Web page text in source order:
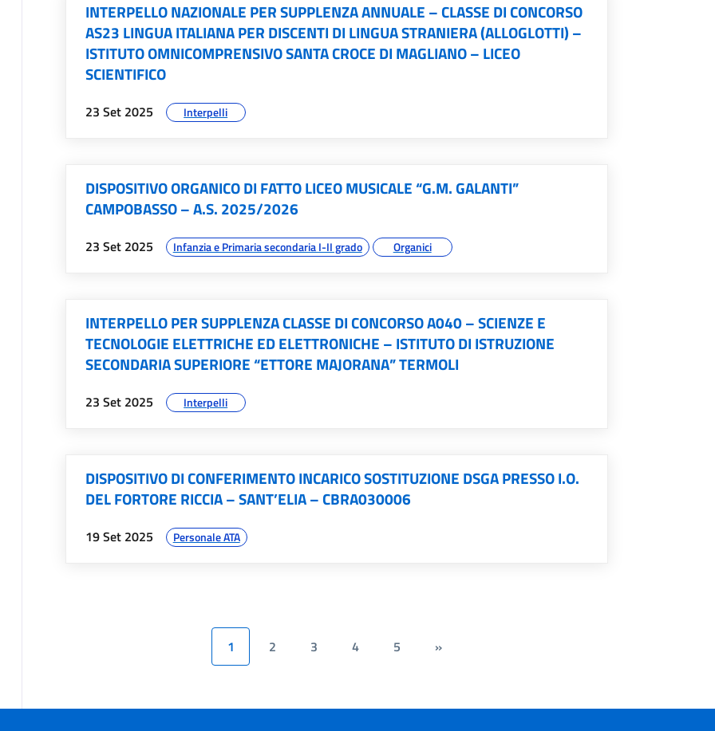
INTERPELLO NAZIONALE PER SUPPLENZA ANNUALE – CLASSE DI CONCORSO
AS23 LINGUA ITALIANA PER DISCENTI DI LINGUA STRANIERA (ALLOGLOTTI) –
ISTITUTO OMNICOMPRENSIVO SANTA CROCE DI MAGLIANO – LICEO
SCIENTIFICO
data:
23 Set 2025 argomenti:
Interpelli
DISPOSITIVO ORGANICO DI FATTO LICEO MUSICALE “G.M. GALANTI”
CAMPOBASSO – A.S. 2025/2026
data:
23 Set 2025 argomenti:
Infanzia e Primaria secondaria I-II grado Organici
INTERPELLO PER SUPPLENZA CLASSE DI CONCORSO A040 – SCIENZE E
TECNOLOGIE ELETTRICHE ED ELETTRONICHE – ISTITUTO DI ISTRUZIONE
SECONDARIA SUPERIORE “ETTORE MAJORANA” TERMOLI
data:
23 Set 2025 argomenti:
Interpelli
DISPOSITIVO DI CONFERIMENTO INCARICO SOSTITUZIONE DSGA PRESSO I.O.
DEL FORTORE RICCIA – SANT’ELIA – CBRA030006
data:
19 Set 2025 argomenti:
Personale ATA
1 2 3 4 5 »